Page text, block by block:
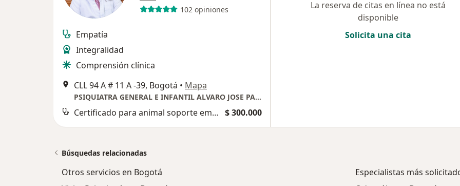
102 opiniones
Empatía
Integralidad
Comprensión clínica
CLL 94 A # 11 A -39, Bogotá • Mapa
PSIQUIATRA GENERAL E INFANTIL ALVARO JOSE PALACIOS LOZANO
Certificado para animal soporte emocional de viaje $ 300.000
La reserva de citas en línea no está
disponible
Solicita una cita
Búsquedas relacionadas
Otros servicios en Bogotá
Especialistas más